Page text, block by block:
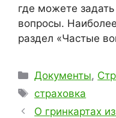
где можете
вопросы.
раздел «Частые
Рубрики
Документы,
Метки
страховка
О гринкартах